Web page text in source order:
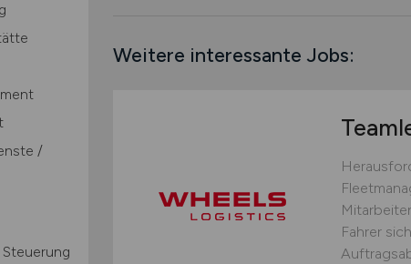
/
Weitere interessante Jobs:
Fahrer